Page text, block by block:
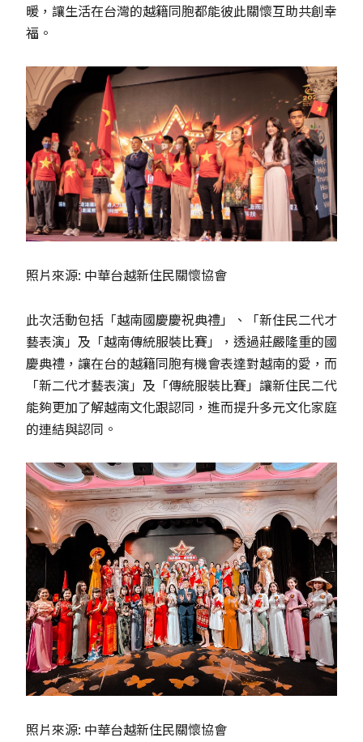
暖，讓生活在台灣的越籍同胞都能彼此關懷互助共創幸
福。
照片來源: 中華台越新住民關懷協會
此次活動包括「越南國慶慶祝典禮」、「新住民二代才
藝表演」及「越南傳統服裝比賽」，透過莊嚴隆重的國
慶典禮，讓在台的越籍同胞有機會表達對越南的愛，而
「新二代才藝表演」及「傳統服裝比賽」讓新住民二代
能夠更加了解越南文化跟認同，進而提升多元文化家庭
的連結與認同。
照片來源: 中華台越新住民關懷協會